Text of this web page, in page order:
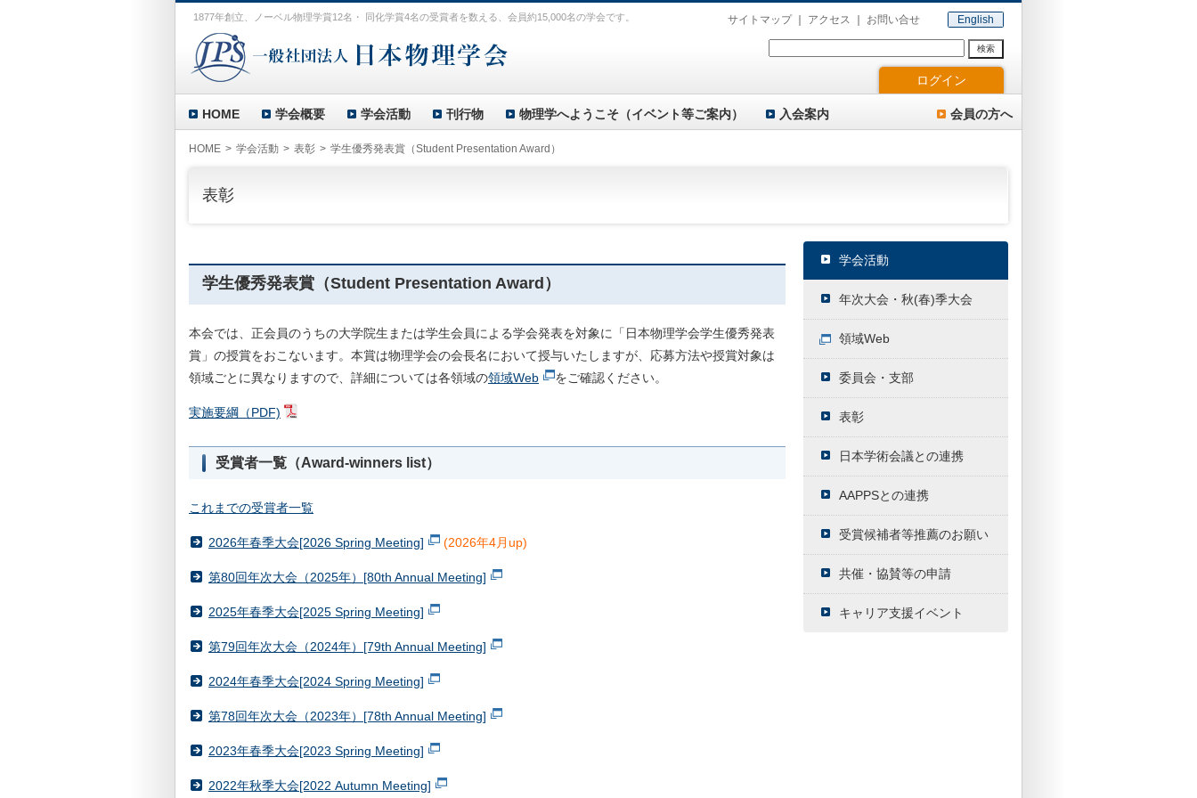
1877年創立、ノーベル物理学賞12名・ 同化学賞4名の受賞者を数える、会員約15,000名の学会です。 サイトマップ アクセス お問い合せ
検索
ログイン
English
HOME 学会概要 学会活動 刊行物 物理学へようこそ（イベント等ご案内） 入会案内 会員の方へ
HOME 学会活動 表彰 学生優秀発表賞（Student Presentation Award）
表彰
学生優秀発表賞（Student Presentation Award）
本会では、正会員のうちの大学院生または学生会員による学会発表を対象に「日本物理学会学生優秀発表
賞」の授賞をおこないます。本賞は物理学会の会長名において授与いたしますが、応募方法や授賞対象は
領域ごとに異なりますので、詳細については各領域の領域Web をご確認ください。
実施要綱（PDF)
受賞者一覧（Award-winners list）
これまでの受賞者一覧
2026年春季大会[2026 Spring Meeting] (2026年4月up)
第80回年次大会（2025年）[80th Annual Meeting]
2025年春季大会[2025 Spring Meeting]
第79回年次大会（2024年）[79th Annual Meeting]
2024年春季大会[2024 Spring Meeting]
第78回年次大会（2023年）[78th Annual Meeting]
2023年春季大会[2023 Spring Meeting]
2022年秋季大会[2022 Autumn Meeting]
学会活動
年次大会・秋(春)季大会
領域Web
委員会・支部
表彰
日本学術会議との連携
AAPPSとの連携
受賞候補者等推薦のお願い
共催・協賛等の申請
キャリア支援イベント